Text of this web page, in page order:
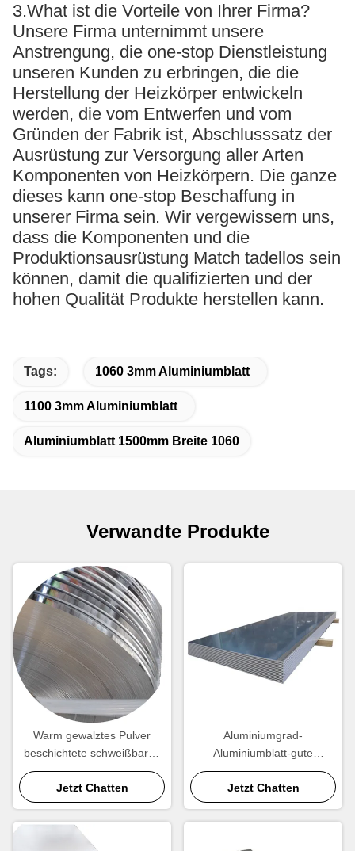
3.What ist die Vorteile von Ihrer Firma?
Unsere Firma unternimmt unsere
Anstrengung, die one-stop Dienstleistung
unseren Kunden zu erbringen, die die
Herstellung der Heizkörper entwickeln
werden, die vom Entwerfen und vom
Gründen der Fabrik ist, Abschlusssatz der
Ausrüstung zur Versorgung aller Arten
Komponenten von Heizkörpern. Die ganze
dieses kann one-stop Beschaffung in
unserer Firma sein. Wir vergewissern uns,
dass die Komponenten und die
Produktionsausrüstung Match tadellos sein
können, damit die qualifizierten und der
hohen Qualität Produkte herstellen kann.
Tags: 1060 3mm Aluminiumblatt
1100 3mm Aluminiumblatt
Aluminiumblatt 1500mm Breite 1060
Verwandte Produkte
Warm gewalztes Pulver
beschichtete schweißbares
Aluminiumblatt 3003 in der
Spule
Jetzt Chatten
Aluminiumgrad-
Aluminiumblatt-gute
Schweißbarkeit 1100mm
Längen-3003
Jetzt Chatten